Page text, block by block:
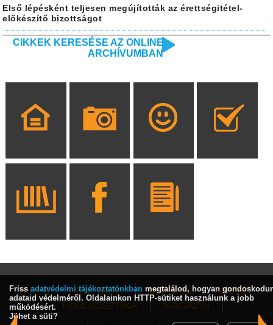
Első lépésként teljesen megújították az érettségitétel-
előkészítő bizottságot
CIKKEK KERESÉSE AZ ONLINE
ARCHÍVUMBAN
HÍREK KULTÚRA INTERJÚ
SPORT
PUBLICISZTIKA
MAGAZIN
Friss adatvédelmi tájékoztatónkban megtalálod, hogyan
adataid védelméről. Oldalainkon HTTP-sütiket használunk a jobb
működésért.
Jöhet a süti?